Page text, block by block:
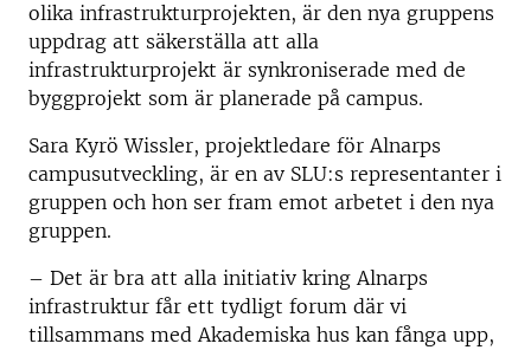
olika infrastrukturprojekten, är den nya gruppens
uppdrag att säkerställa att alla
infrastrukturprojekt är synkroniserade med de
byggprojekt som är planerade på campus.
Sara Kyrö Wissler, projektledare för Alnarps
campusutveckling, är en av SLU:s representanter i
gruppen och hon ser fram emot arbetet i den nya
gruppen.
– Det är bra att alla initiativ kring Alnarps
infrastruktur får ett tydligt forum där vi
tillsammans med Akademiska hus kan fånga upp,